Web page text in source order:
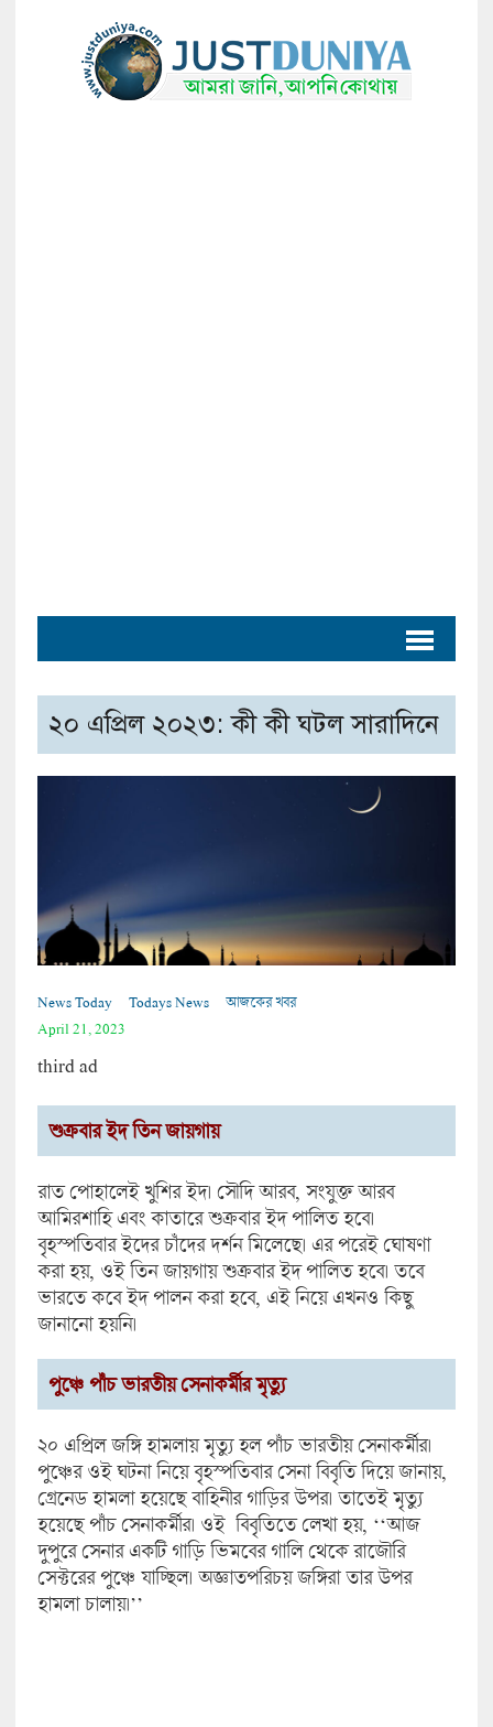
২০ এপ্রিল ২০২৩: কী কী ঘটল সারাদিনে
News Today Todays News
আজকের খবর
April 21, 2023
third ad
শুক্রবার ইদ তিন জায়গায়
রাত পোহালেই খুশির ইদ। সৌদি আরব, সংযুক্ত আরব
আমিরশাহি এবং কাতারে শুক্রবার ইদ পালিত হবে।
বৃহস্পতিবার ইদের চাঁদের দর্শন মিলেছে। এর পরেই ঘোষণা
করা হয়, ওই তিন জায়গায় শুক্রবার ইদ পালিত হবে। তবে
ভারতে কবে ইদ পালন করা হবে, এই নিয়ে এখনও কিছু
জানানো হয়নি।
পুঞ্চে পাঁচ ভারতীয় সেনাকর্মীর মৃত্যু
২০ এপ্রিল জঙ্গি হামলায় মৃত্যু হল পাঁচ ভারতীয় সেনাকর্মীর।
পুঞ্চের ওই ঘটনা নিয়ে বৃহস্পতিবার সেনা বিবৃতি দিয়ে জানায়,
গ্রেনেড হামলা হয়েছে বাহিনীর গাড়ির উপর। তাতেই মৃত্যু
হয়েছে পাঁচ সেনাকর্মীর। ওই বিবৃতিতে লেখা হয়, ‘‘আজ
দুপুরে সেনার একটি গাড়ি ভিমবের গালি থেকে রাজৌরি
সেক্টরের পুঞ্চে যাচ্ছিল। অজ্ঞাতপরিচয় জঙ্গিরা তার উপর
হামলা চালায়।’’